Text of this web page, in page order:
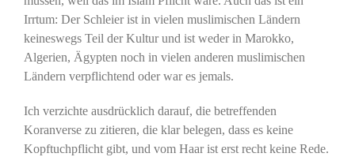
Irrtum: Der Schleier ist in vielen muslimischen Ländern
keineswegs Teil der Kultur und ist weder in Marokko,
Algerien, Ägypten noch in vielen anderen muslimischen
Ländern verpflichtend oder war es jemals.
Ich verzichte ausdrücklich darauf, die betreffenden
Koranverse zu zitieren, die klar belegen, dass es keine
Kopftuchpflicht gibt, und vom Haar ist erst recht keine Rede.